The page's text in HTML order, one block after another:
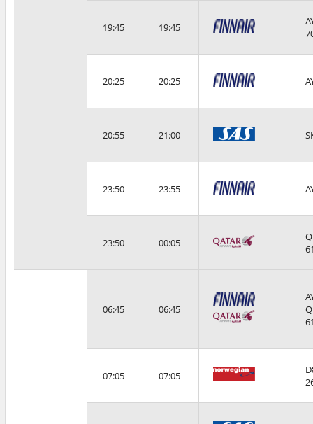
19:45 19:45
20:25 20:25
20:55 21:00
23:50 23:55
23:50 00:05
06:45 06:45
07:05 07:05